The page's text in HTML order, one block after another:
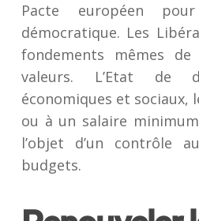
Pacte européen
démocratique. Les
fondements mêmes
valeurs. L’Etat de
économiques et sociaux,
ou à un salaire
l’objet d’un contrôle
budgets.